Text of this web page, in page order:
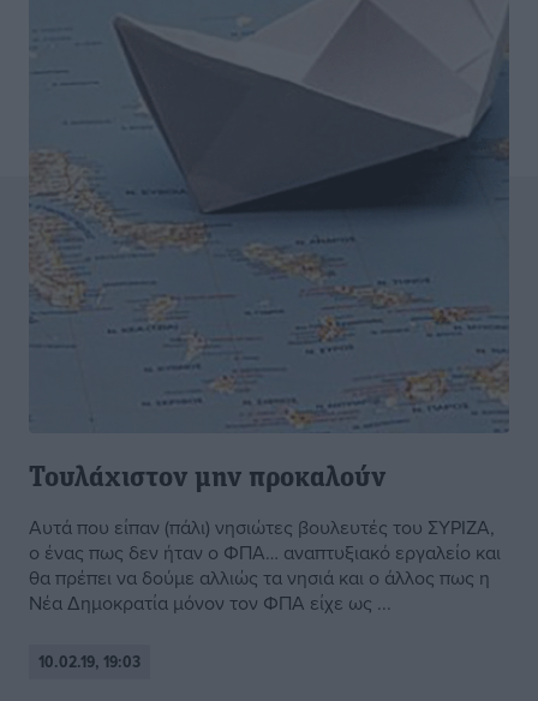
Τουλάχιστον μην προκαλούν
Αυτά που είπαν (πάλι) νησιώτες βουλευτές του ΣΥΡΙΖΑ,
ο ένας πως δεν ήταν ο ΦΠΑ… αναπτυξιακό εργαλείο και
θα πρέπει να δούμε αλλιώς τα νησιά και ο άλλος πως η
Νέα Δημοκρατία μόνον τον ΦΠΑ είχε ως ...
10.02.19, 19:03